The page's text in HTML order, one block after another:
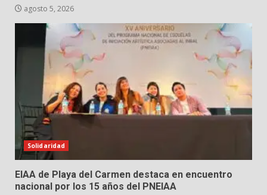
agosto 5, 2026
Solidaridad
EIAA de Playa del Carmen destaca en encuentro
nacional por los 15 años del PNEIAA